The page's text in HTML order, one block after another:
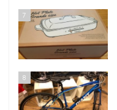
7
8